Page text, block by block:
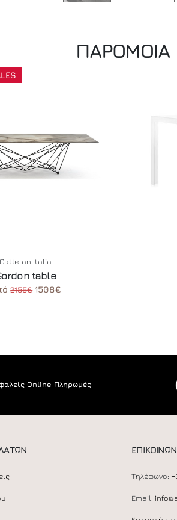
ΠΑΡΟΜΟΙΑ
Cattelan Italia
table
2155€1508€
Online Πληρωμές
Τηλέφωνο:
Email: